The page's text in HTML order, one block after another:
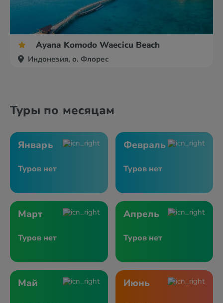
Ayana Komodo Waecicu Beach
Индонезия, о. Флорес
Туры по месяцам
Январь
Туров нет
Февраль
Туров нет
Март
Туров нет
Апрель
Туров нет
Май Июнь